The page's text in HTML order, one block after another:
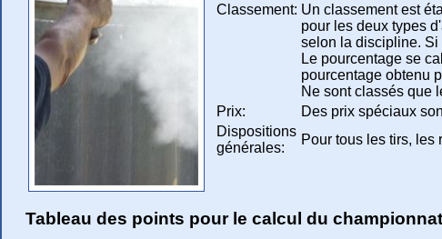
Classement: Un classement est
pour les deux types
selon la discipline. Si
Le pourcentage se
pourcentage obtenu
Ne sont classés que
Prix:
Des prix spéciaux
Dispositions
générales:
Pour tous les tirs, les
Tableau des points pour le calcul du championnat